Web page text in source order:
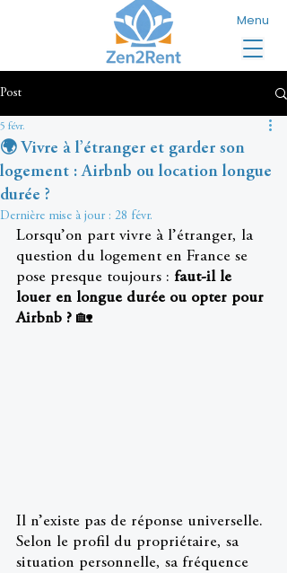
Menu
Post
🌍 Vivre à l’étranger et garder son
logement : Airbnb ou location longue
durée ?
5 févr.
Dernière mise à jour : 28 févr.
Lorsqu’on part vivre à l’étranger, la
question du logement en France se
pose presque toujours : faut-il le
louer en longue durée ou opter pour
Airbnb ? 🏡
Il n’existe pas de réponse universelle.
Selon le profil du propriétaire, sa
situation personnelle, sa fréquence